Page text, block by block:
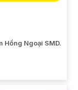
Hồng Ngoại SMD.